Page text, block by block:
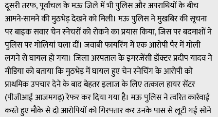
दूसरी तरफ, पूर्वांचल के मऊ जिले में भी पुलिस और अपराधियों के बीच
आमने-सामने की मुठभेड़ देखने को मिली। मऊ पुलिस ने मुखबिर की सूचना
पर बाइक सवार चेन स्नेचरों को रोकने का प्रयास किया, जिस पर बदमाशों ने
पुलिस पर गोलियां चला दीं। जवाबी फायरिंग में एक आरोपी पैर में गोली
लगने से घायल हो गया। जिला अस्पताल के इमरजेंसी डॉक्टर प्रदीप यादव ने
मीडिया को बताया कि मुठभेड़ में घायल हुए चेन स्नेचिंग के आरोपी को
प्राथमिक उपचार देने के बाद बेहतर इलाज के लिए तत्काल हायर सेंटर
(पीजीआई आजमगढ़) रेफर कर दिया गया है। मऊ पुलिस ने त्वरित कार्रवाई
करते हुए मौके से दो आरोपियों को गिरफ्तार कर उनके पास से लूटी गई सोने